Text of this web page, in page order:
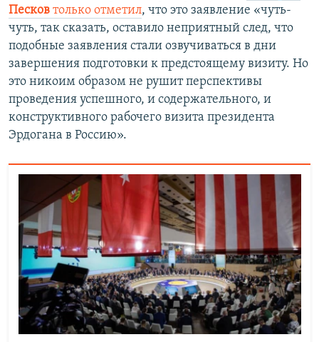
Песков только отметил, что это заявление «чуть-
чуть, так сказать, оставило неприятный след, что
подобные заявления стали озвучиваться в дни
завершения подготовки к предстоящему визиту. Но
это никоим образом не рушит перспективы
проведения успешного, и содержательного, и
конструктивного рабочего визита президента
Эрдогана в Россию».